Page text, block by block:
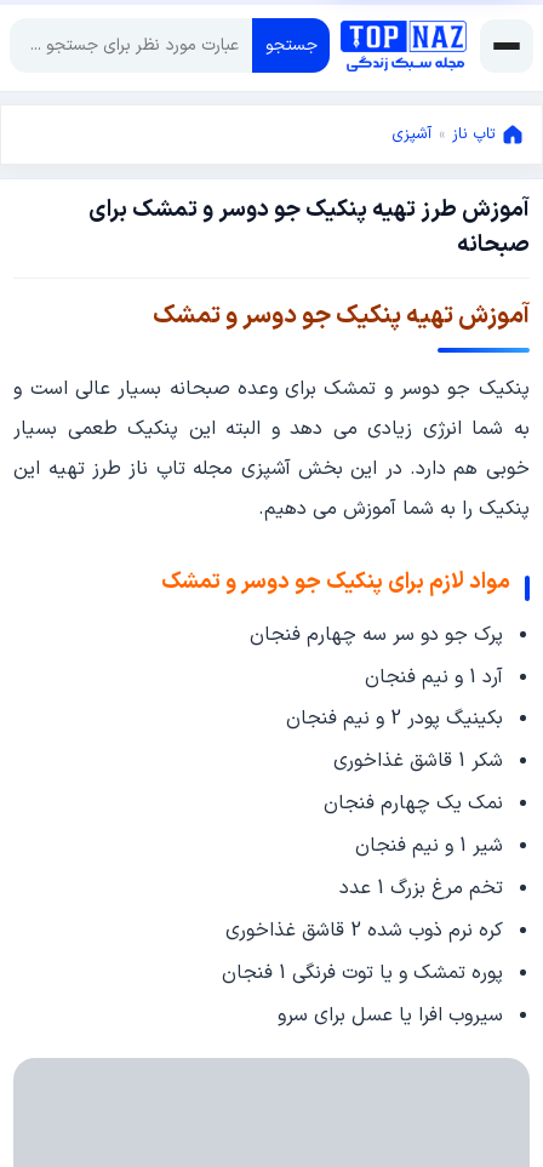
جستجو
تاپ ناز » آشپزی
آموزش طرز تهیه پنکیک جو دوسر و تمشک برای
صبحانه
ژانویه
19,
آموزش تهیه پنکیک جو دوسر و تمشک
پنکیک جو دوسر و تمشک برای وعده صبحانه بسیار عالی است و
به شما انرژی زیادی می دهد و البته این پنکیک طعمی بسیار
خوبی هم دارد. در این بخش آشپزی مجله تاپ ناز طرز تهیه این
پنکیک را به شما آموزش می دهیم.
مواد لازم برای پنکیک جو دوسر و تمشک
پرک جو دو سر سه چهارم فنجان
آرد 1 و نیم فنجان
بکینیگ پودر 2 و نیم فنجان
شکر 1 قاشق غذاخوری
نمک یک چهارم فنجان
شیر 1 و نیم فنجان
تخم مرغ بزرگ 1 عدد
کره نرم ذوب شده 2 قاشق غذاخوری
پوره تمشک و یا توت فرنگی 1 فنجان
سیروب افرا یا عسل برای سرو